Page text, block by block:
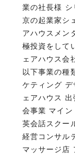
業の社長様 シ
京の起業家シ
アハウスメン
極投資をして
ェアハウス会
以下事業の種
ケティング
ェアハウス
会事業 マイ
英会話スクー
経営コンサル
マッサージ店